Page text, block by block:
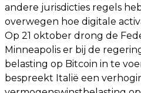
andere jurisdicties regels
overwegen hoe digitale
Op 21 oktober drong de
Minneapolis er bij de
belasting op Bitcoin in te
bespreekt Italië een